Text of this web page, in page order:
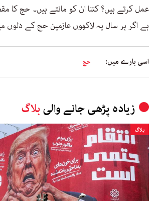
عمل کرتے ہیں؟ کتنا ان کو مانتے ہیں۔ حج کا
ہے اگر ہر سال یہ لاکھوں عازمین حج کے دلوں
اسی بارے میں: حج
زیادہ پڑھی جانے والی بلاگ
بلاگ